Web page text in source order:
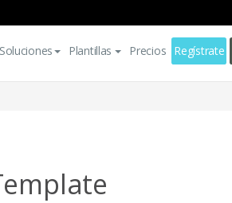
Plantillas Precios Regístrate